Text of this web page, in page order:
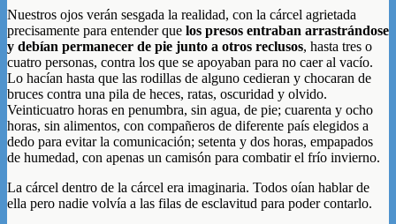
Nuestros ojos verán sesgada la realidad, con la cárcel agrietada
precisamente para entender que los presos entraban arrastrándose
y debían permanecer de pie junto a otros reclusos, hasta tres o
cuatro personas, contra los que se apoyaban para no caer al vacío.
Lo hacían hasta que las rodillas de alguno cedieran y chocaran de
bruces contra una pila de heces, ratas, oscuridad y olvido.
Veinticuatro horas en penumbra, sin agua, de pie; cuarenta y ocho
horas, sin alimentos, con compañeros de diferente país elegidos a
dedo para evitar la comunicación; setenta y dos horas, empapados
de humedad, con apenas un camisón para combatir el frío invierno.
La cárcel dentro de la cárcel era imaginaria. Todos oían hablar de
ella pero nadie volvía a las filas de esclavitud para poder contarlo.